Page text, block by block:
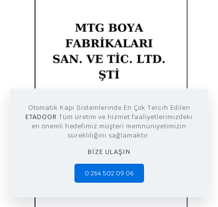
Otomatik Kapı Sistemlerinde En Çok Tercih Edilen
ETADOOR Tüm üretim ve hizmet faaliyetlerimizdeki
en önemli hedefimiz müşteri memnuniyetimizin
sürekliliğini sağlamaktır.
BİZE ULAŞIN
0 264 502 09 06